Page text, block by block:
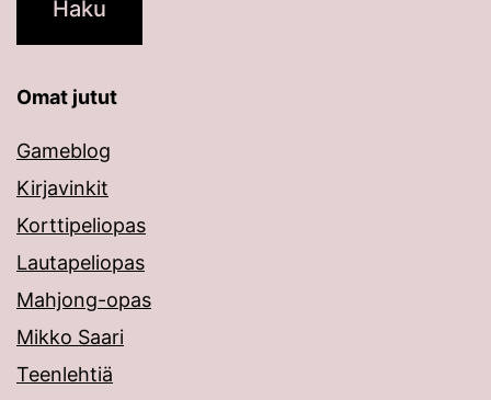
Omat jutut
Gameblog
Kirjavinkit
Korttipeliopas
Lautapeliopas
Mahjong-opas
Mikko Saari
Teenlehtiä